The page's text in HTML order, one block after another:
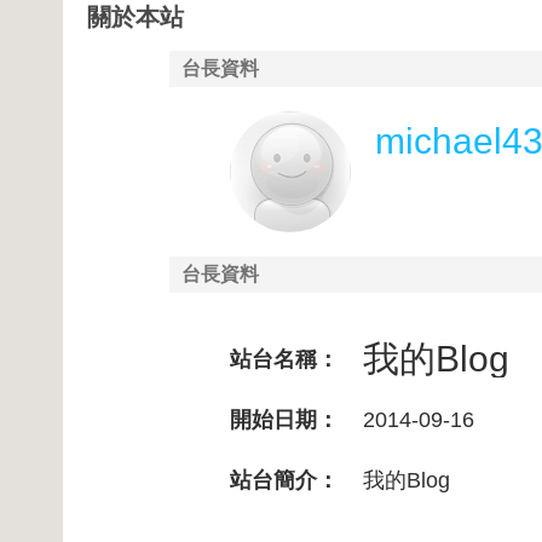
關於本站
台長資料
台長資料
站台名稱： 我的Blog
開始日期： 2014-09-16
站台簡介： 我的Blog